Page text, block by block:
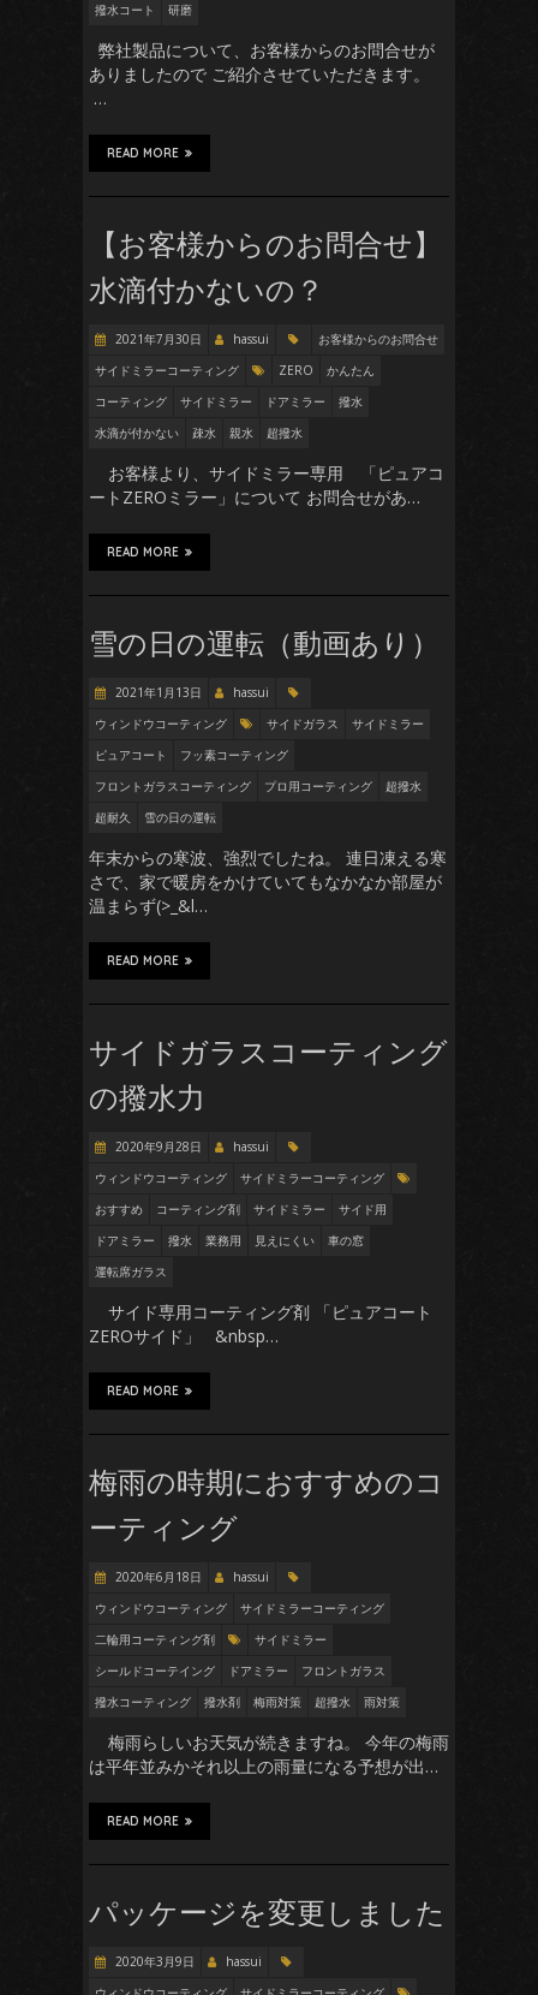
撥水コート
研磨
弊社製品について、お客様からのお問合せが
ありましたので ご紹介させていただきます。
…
READ MORE
【お客様からのお問合せ】
水滴付かないの？
2021年7月30日 hassui
お客様からのお問合せ
サイドミラーコーティング
ZERO
かんたん
コーティング
サイドミラー ドアミラー
撥水
水滴が付かない
疎水 親水 超撥水
お客様より、サイドミラー専用 「ピュアコ
ートZEROミラー」について お問合せがあ…
READ MORE
雪の日の運転（動画あり）
2021年1月13日
hassui
ウィンドウコーティング
サイドガラス
サイドミラー
ピュアコート
フッ素コーティング
フロントガラスコーティング
プロ用コーティング
超撥水
超耐久
雪の日の運転
年末からの寒波、強烈でしたね。 連日凍える寒
さで、家で暖房をかけていてもなかなか部屋が
温まらず(>_&l…
READ MORE
サイドガラスコーティング
の撥水力
2020年9月28日
hassui
ウィンドウコーティング
サイドミラーコーティング
おすすめ
コーティング剤 サイドミラー
サイド用
ドアミラー
撥水 業務用 見えにくい
車の窓
運転席ガラス
サイド専用コーティング剤 「ピュアコート
ZEROサイド」 &nbsp…
READ MORE
梅雨の時期におすすめのコ
ーティング
2020年6月18日
hassui
ウィンドウコーティング
サイドミラーコーティング
二輪用コーティング剤
サイドミラー
シールドコーテイング
ドアミラー
フロントガラス
撥水コーティング
撥水剤 梅雨対策 超撥水 雨対策
梅雨らしいお天気が続きますね。 今年の梅雨
は平年並みかそれ以上の雨量になる予想が出…
READ MORE
パッケージを変更しました
2020年3月9日
hassui